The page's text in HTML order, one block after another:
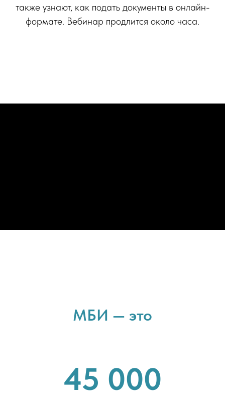
также узнают, как подать документы в онлайн-
формате. Вебинар продлится около часа.
МБИ — это
45 000